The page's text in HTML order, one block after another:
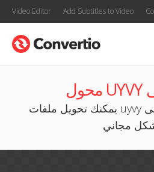
Video Editor Add Subtitles to Video
يمكنك تحويل ملفات uyvy إلى png على الإنترنت
مجاني